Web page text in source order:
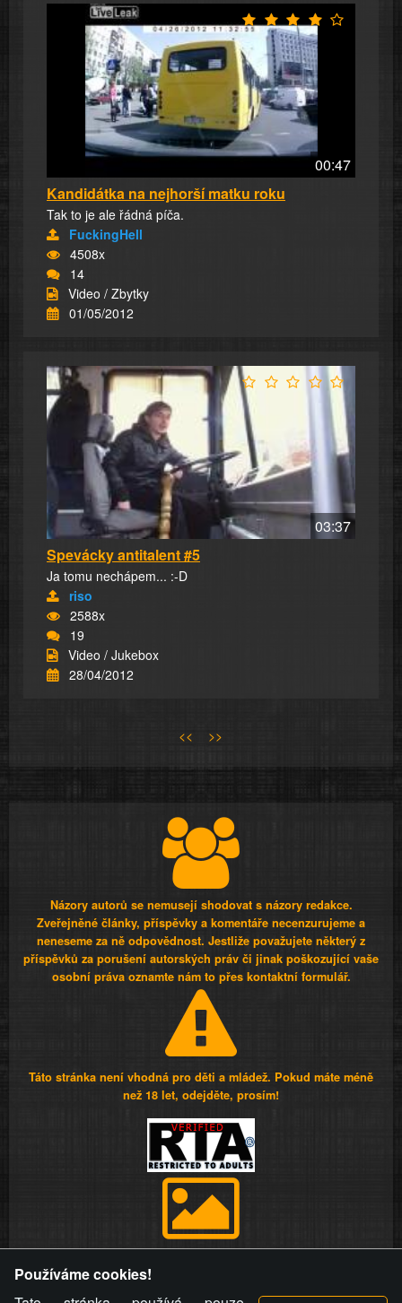
00:47
Kandidátka na nejhorší matku roku
Tak to je ale řádná píča.
FuckingHell
4508x
14
Video / Zbytky
01/05/2012
03:37
Spevácky antitalent #5
Ja tomu nechápem... :-D
riso
2588x
19
Video / Jukebox
28/04/2012
<< >>
Názory autorů se nemusejí shodovat s názory redakce.
Zveřejněné články, příspěvky a komentáře necenzurujeme a
neneseme za ně odpovědnost. Jestliže považujete některý z
příspěvků za porušení autorských práv či jinak poškozující vaše
osobní práva oznamte nám to přes kontaktní formulář.
Táto stránka není vhodná pro děti a mládež. Pokud máte méně
než 18 let, odejděte, prosím!
videa a komentáře. Osoba, které se toto opatření provozovatele
stránky týče, ani osoba, která umístila fotografii nebo video na
Používáme cookies!